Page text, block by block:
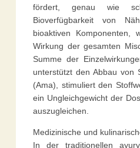
fördert, genau wie
Bioverfügbarkeit von
bioaktiven Komponenten,
Wirkung der gesamten
Summe der
unterstützt den Abbau von
(Ama), stimuliert den
ein Ungleichgewicht der
auszugleichen.
Medizinische und
In der traditionellen